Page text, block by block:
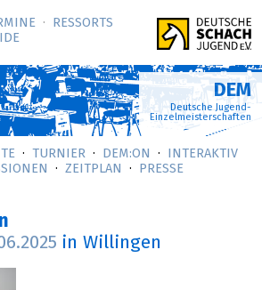
RESSORTS
DEM
Deutsche Jugend-
Einzelmeisterschaften
TURNIER DEM:ON
INTERAKTIV
ZEITPLAN PRESSE
in Willingen